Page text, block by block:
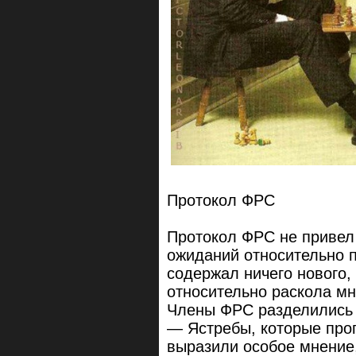
Протокол ФРС
Протокол ФРС не
ожиданий относительно
содержал ничего
относительно раскола
Члены ФРС разделились
— Ястребы, которые
выразили особое